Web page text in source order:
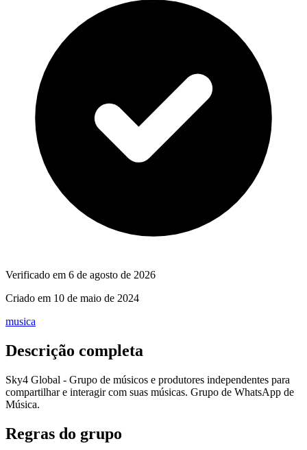
Verificado em 6 de agosto de 2026
Criado em 10 de maio de 2024
musica
Descrição completa
Sky4 Global - Grupo de músicos e produtores independentes para
compartilhar e interagir com suas músicas. Grupo de WhatsApp de
Música.
Regras do grupo